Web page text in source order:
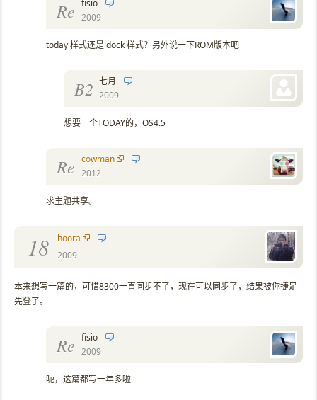
Re fisio
2009
today 样式还是 dock 样式？另外说一下ROM版本吧
B2 七月
2009
想要一个TODAY的，OS4.5
Re cowman
2012
求主题共享。
18
hoora
2009
本来想写一篇的，可惜8300一直同步不了，现在可以同步了，结果被你捷足
先登了。
Re fisio
2009
呃，这篇都写一年多啦